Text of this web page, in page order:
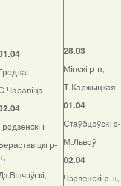
і
р-
28.03
Мінскі р-н,
Т.Каржыцкая
01.04
Стаўбцоўскі
М.Львоў
02.04
Чэрвенскі р-н,